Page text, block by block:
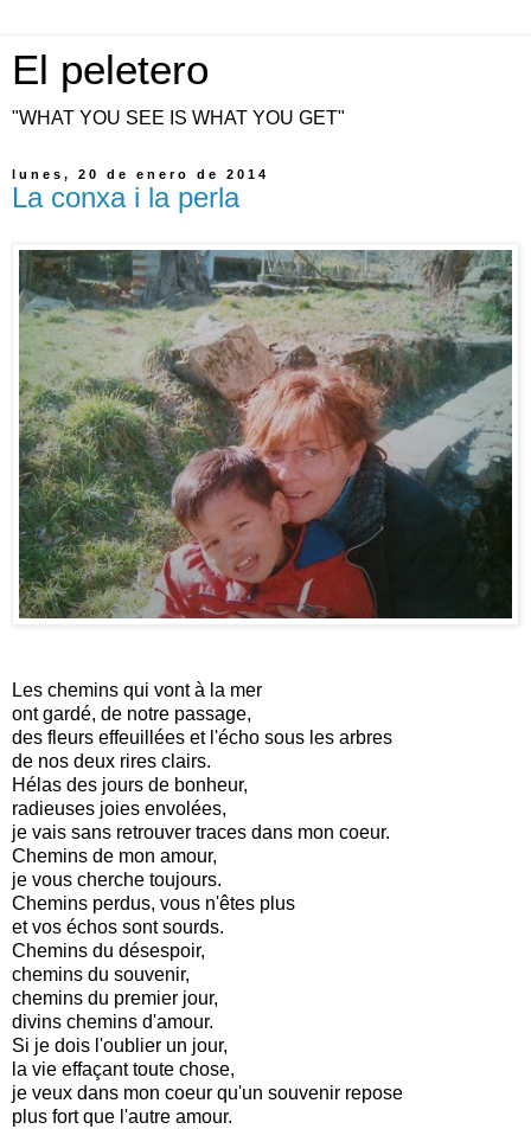
El peletero
"WHAT YOU SEE IS WHAT YOU GET"
lunes, 20 de enero de 2014
La conxa i la perla
Les chemins qui vont à la mer
ont gardé, de notre passage,
des fleurs effeuillées et l'écho sous les arbres
de nos deux rires clairs.
Hélas des jours de bonheur,
radieuses joies envolées,
je vais sans retrouver traces dans mon coeur.
Chemins de mon amour,
je vous cherche toujours.
Chemins perdus, vous n'êtes plus
et vos échos sont sourds.
Chemins du désespoir,
chemins du souvenir,
chemins du premier jour,
divins chemins d'amour.
Si je dois l'oublier un jour,
la vie effaçant toute chose,
je veux dans mon coeur qu'un souvenir repose
plus fort que l'autre amour.